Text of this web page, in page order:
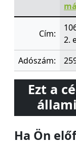
Cím:
2.
Adószám:
Ezt a
Ha Ön